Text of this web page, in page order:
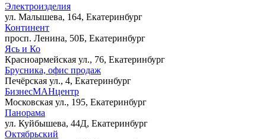
Электроизделия
ул. Малышева, 164, Екатеринбург
Континент
просп. Ленина, 50Б, Екатеринбург
Ясь и Ко
Красноармейская ул., 76, Екатеринбург
Брусника, офис продаж
Печёрская ул., 4, Екатеринбург
БизнесМАНцентр
Московская ул., 195, Екатеринбург
Панорама
ул. Куйбышева, 44Д, Екатеринбург
Октябрьский